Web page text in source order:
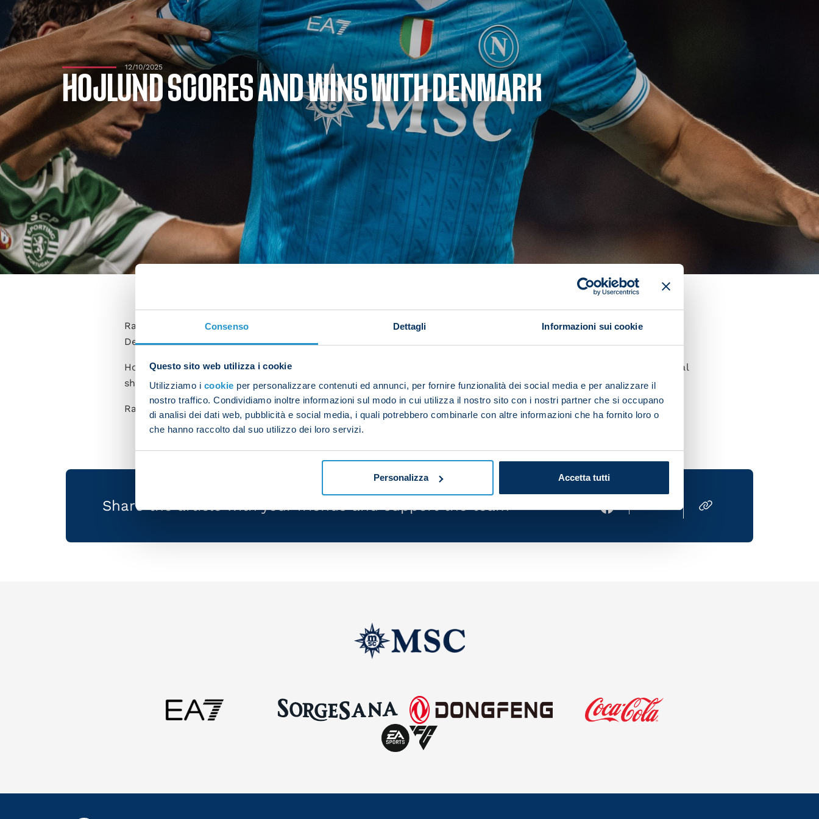
Consenso Dettagli Informazioni sui cookie
Questo sito web utilizza i cookie
Utilizziamo i cookie per personalizzare contenuti ed annunci, per fornire funzionalità dei social media e per analizzare il
nostro traffico. Condividiamo inoltre informazioni sul modo in cui utilizza il nostro sito con i nostri partner che si occupano
di analisi dei dati web, pubblicità e social media, i quali potrebbero combinarle con altre informazioni che ha fornito loro o
che hanno raccolto dal suo utilizzo dei loro servizi.
Personalizza Accetta tutti
12/10/2025
HOJLUND SCORES AND WINS WITH DENMARK
Rasmus Hojlund played for his national team. The Napoli forward featured in the World Cup qualifier between
Denmark and Greece, which ended 3-1.
Hojlund scored the opener for Denmark, which then went on to win the match: his goal was a left-footed diagonal
shot inside the box, beating the keeper’s advance.
Rasmus played for 70 minutes.
Share the article with your friends and support the team